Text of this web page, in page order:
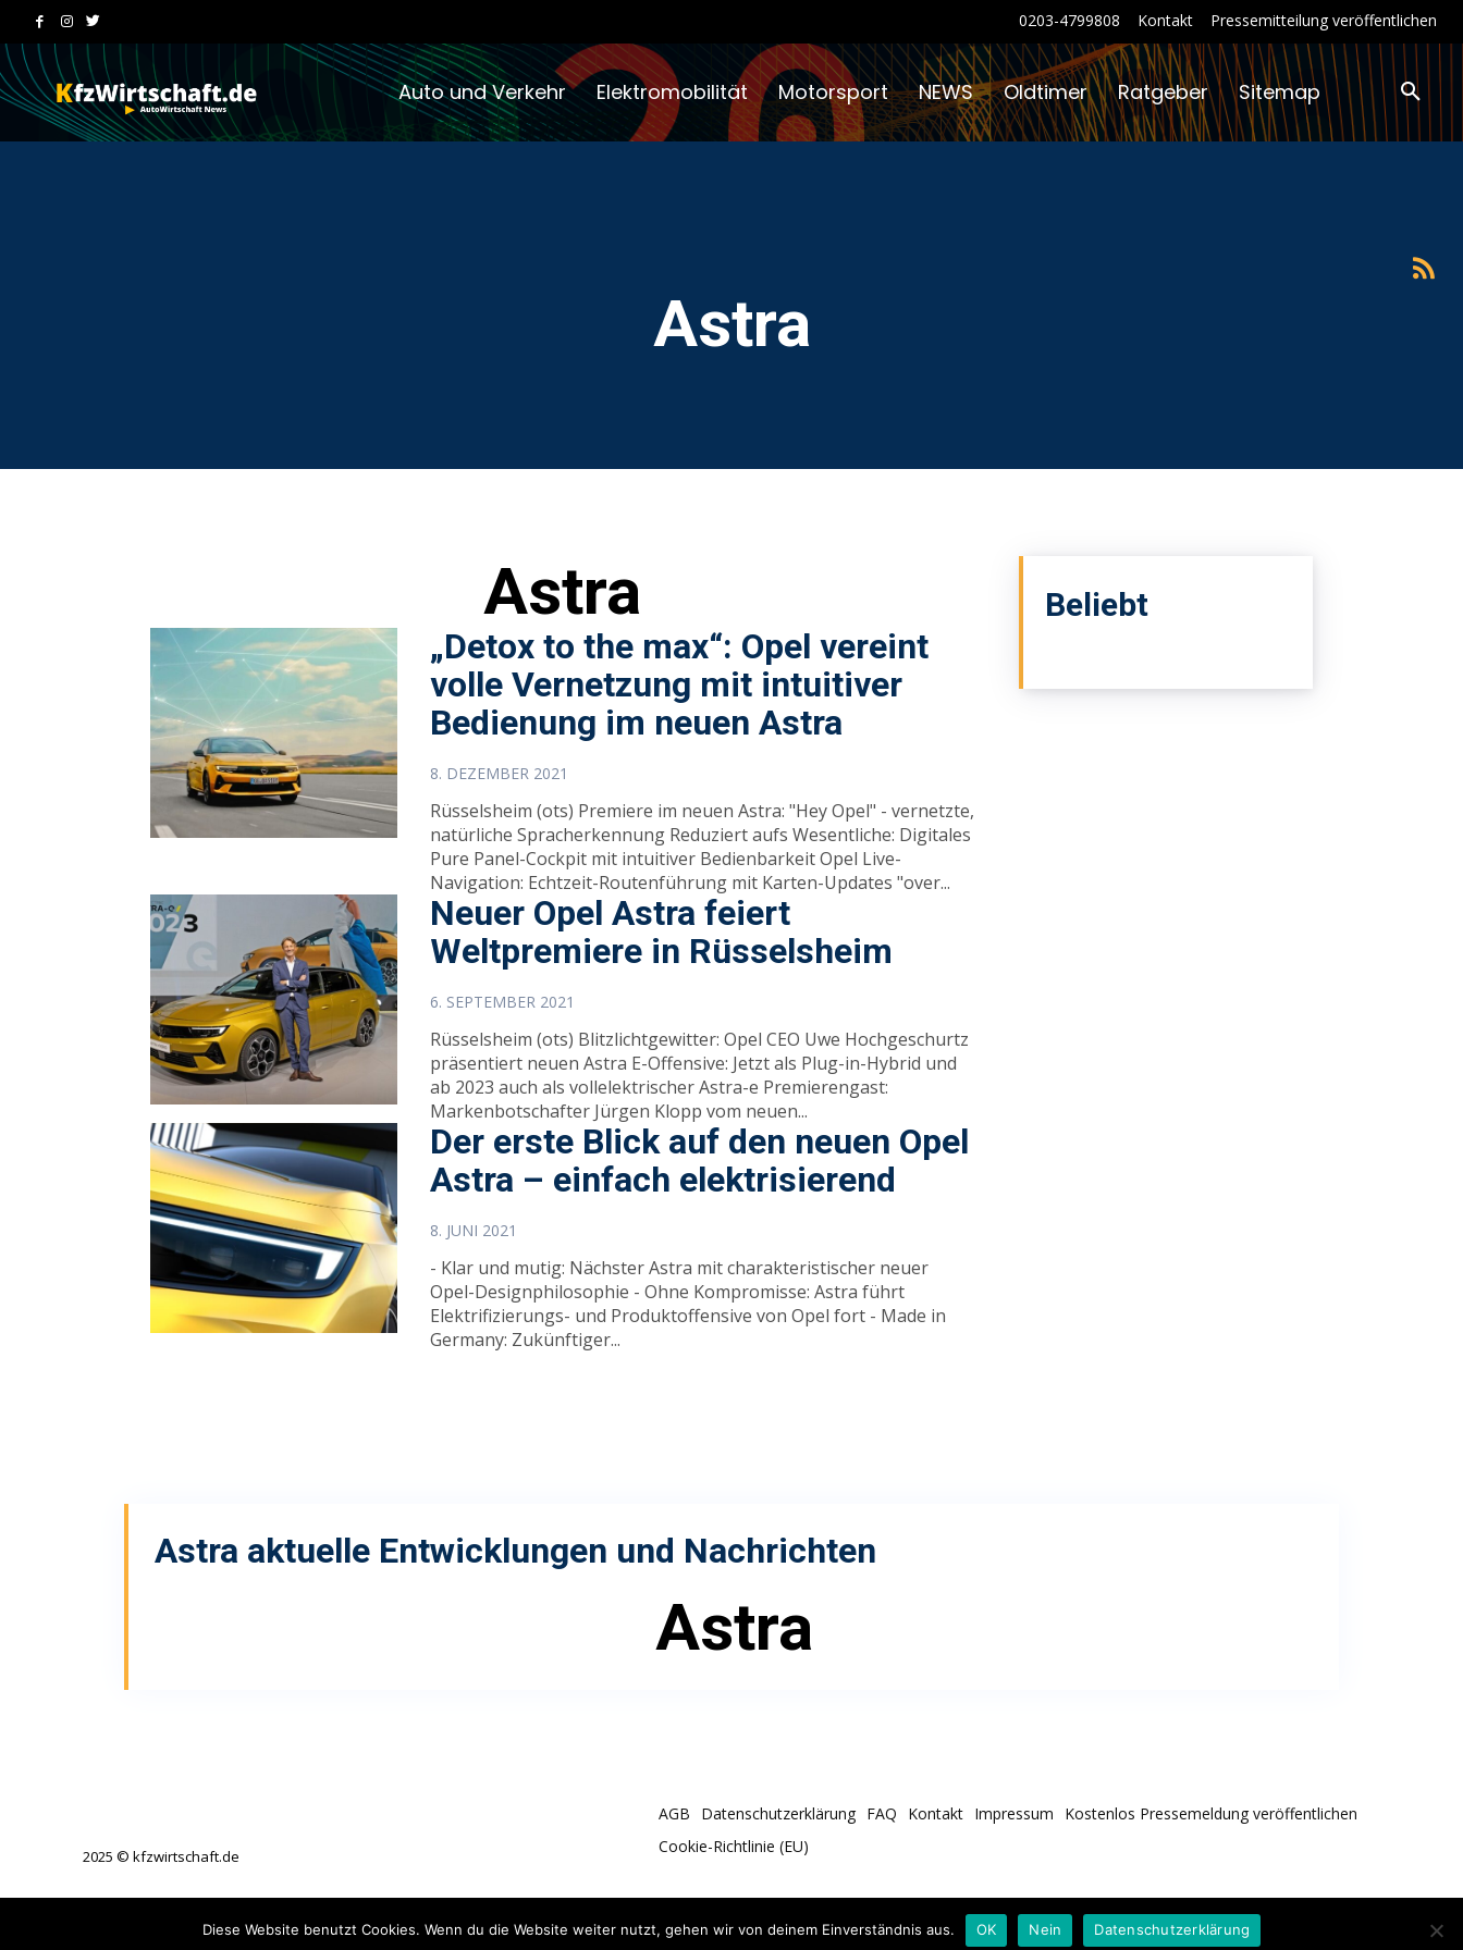
0203-4799808 Kontakt Pressemitteilung veröffentlichen
Auto und Verkehr Elektromobilität Motorsport NEWS Oldtimer Ratgeber Sitemap
Astra
Astra
„Detox to the max“: Opel vereint
volle Vernetzung mit intuitiver
Bedienung im neuen Astra
8. DEZEMBER 2021
Rüsselsheim (ots) Premiere im neuen Astra: "Hey Opel" - vernetzte,
natürliche Spracherkennung Reduziert aufs Wesentliche: Digitales
Pure Panel-Cockpit mit intuitiver Bedienbarkeit Opel Live-
Navigation: Echtzeit-Routenführung mit Karten-Updates "over...
Neuer Opel Astra feiert
Weltpremiere in Rüsselsheim
6. SEPTEMBER 2021
Rüsselsheim (ots) Blitzlichtgewitter: Opel CEO Uwe Hochgeschurtz
präsentiert neuen Astra E-Offensive: Jetzt als Plug-in-Hybrid und
ab 2023 auch als vollelektrischer Astra-e Premierengast:
Markenbotschafter Jürgen Klopp vom neuen...
Der erste Blick auf den neuen Opel
Astra – einfach elektrisierend
8. JUNI 2021
- Klar und mutig: Nächster Astra mit charakteristischer neuer
Opel-Designphilosophie - Ohne Kompromisse: Astra führt
Elektrifizierungs- und Produktoffensive von Opel fort - Made in
Germany: Zukünftiger...
Beliebt
Astra aktuelle Entwicklungen und Nachrichten
Astra
2025 © kfzwirtschaft.de
AGB Datenschutzerklärung FAQ Kontakt Impressum
Kostenlos Pressemeldung veröffentlichen
Cookie-Richtlinie (EU)
Diese Website benutzt Cookies. Wenn du die Website weiter nutzt, gehen wir von deinem Einverständnis aus. OK Nein Datenschutzerklärung